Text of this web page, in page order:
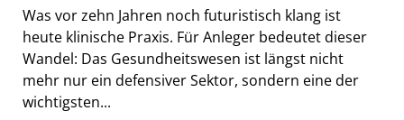
Was vor zehn Jahren noch futuristisch klang ist
heute klinische Praxis. Für Anleger bedeutet dieser
Wandel: Das Gesundheitswesen ist längst nicht
mehr nur ein defensiver Sektor, sondern eine der
wichtigsten...